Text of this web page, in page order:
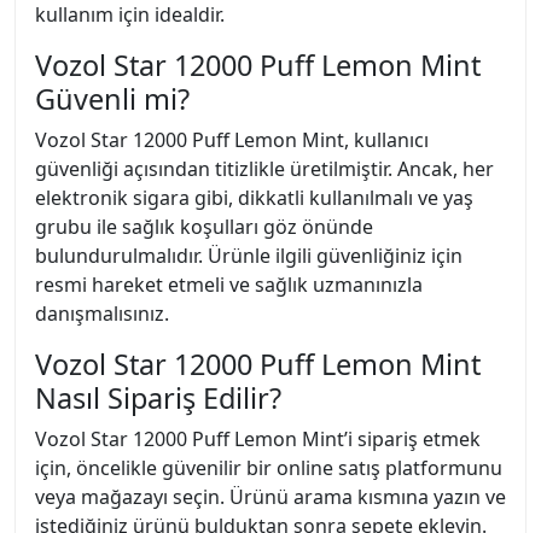
kullanım için idealdir.
Vozol Star 12000 Puff Lemon Mint
Güvenli mi?
Vozol Star 12000 Puff Lemon Mint, kullanıcı
güvenliği açısından titizlikle üretilmiştir. Ancak, her
elektronik sigara gibi, dikkatli kullanılmalı ve yaş
grubu ile sağlık koşulları göz önünde
bulundurulmalıdır. Ürünle ilgili güvenliğiniz için
resmi hareket etmeli ve sağlık uzmanınızla
danışmalısınız.
Vozol Star 12000 Puff Lemon Mint
Nasıl Sipariş Edilir?
Vozol Star 12000 Puff Lemon Mint’i sipariş etmek
için, öncelikle güvenilir bir online satış platformunu
veya mağazayı seçin. Ürünü arama kısmına yazın ve
istediğiniz ürünü bulduktan sonra sepete ekleyin.